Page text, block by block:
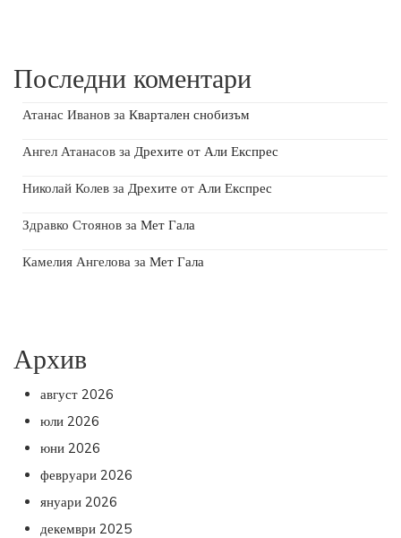
Последни коментари
Атанас Иванов за Квартален снобизъм
Ангел Атанасов за Дрехите от Али Експрес
Николай Колев за Дрехите от Али Експрес
Здравко Стоянов за Мет Гала
Камелия Ангелова за Мет Гала
Архив
август 2026
юли 2026
юни 2026
февруари 2026
януари 2026
декември 2025